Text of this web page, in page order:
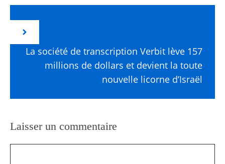
La société de transcription Verbit lève 157
millions de dollars et devient la toute
nouvelle licorne d’Israël
Laisser un commentaire